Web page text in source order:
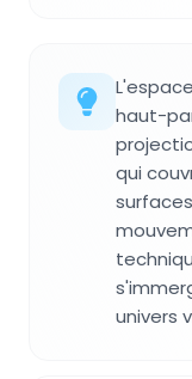
haut-
qui
univers